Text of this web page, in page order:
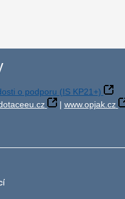
o podporu (IS KP21+)
| www.opjak.cz